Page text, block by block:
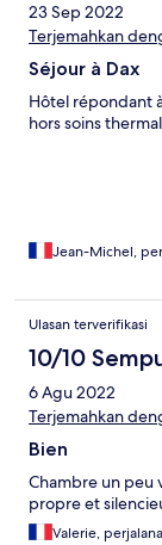
23 Sep 2022
Terjemahkan
Séjour à Dax
Hôtel répondant
hors soins
Jean-Michel,
Ulasan terverifikasi
10/10
6 Agu 2022
Terjemahkan
Bien
Chambre un peu
propre et
Valerie,